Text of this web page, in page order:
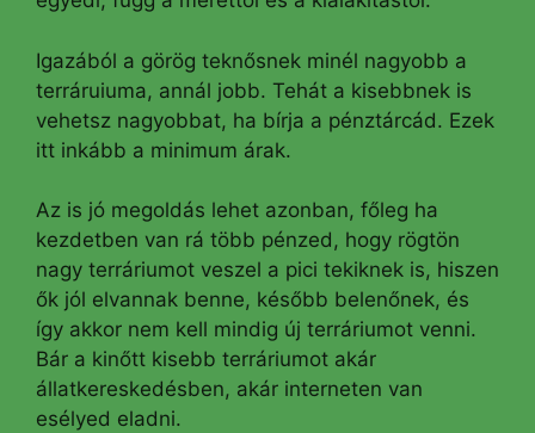
Igazából a görög teknősnek minél nagyobb a
terráruiuma, annál jobb. Tehát a kisebbnek is
vehetsz nagyobbat, ha bírja a pénztárcád. Ezek
itt inkább a minimum árak.
Az is jó megoldás lehet azonban, főleg ha
kezdetben van rá több pénzed, hogy rögtön
nagy terráriumot veszel a pici tekiknek is, hiszen
ők jól elvannak benne, később belenőnek, és
így akkor nem kell mindig új terráriumot venni.
Bár a kinőtt kisebb terráriumot akár
állatkereskedésben, akár interneten van
esélyed eladni.